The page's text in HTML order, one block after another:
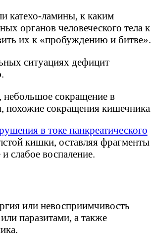
катехо-ламины, к каким
органов человеческого тела к
их к «пробуждению и битве».
ситуациях дефицит
небольшое сокращение в
похожие сокращения кишечника.
в токе панкреатического
кишки, оставляя фрагменты
слабое воспаление.
или невосприимчивость
паразитами, а также